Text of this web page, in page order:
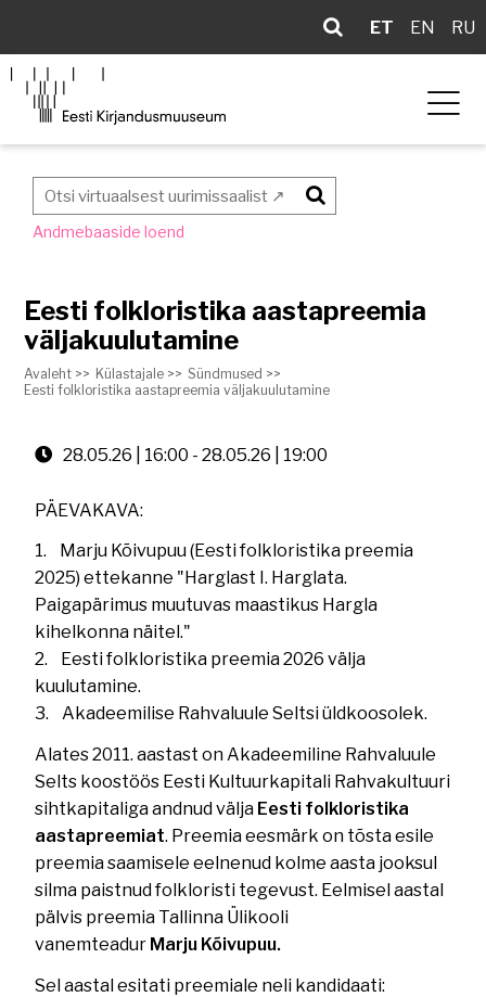
ET EN RU
Otsi
Andmebaaside loend
Eesti folkloristika aastapreemia
väljakuulutamine
Avaleht >> Külastajale >> Sündmused >>
Eesti folkloristika aastapreemia väljakuulutamine
28.05.26 | 16:00 -28.05.26 | 19:00
PÄEVAKAVA:
1. Marju Kõivupuu (Eesti folkloristika preemia
2025) ettekanne "Harglast I. Harglata.
Paigapärimus muutuvas maastikus Hargla
kihelkonna näitel."
2. Eesti folkloristika preemia 2026 välja
kuulutamine.
3. Akadeemilise Rahvaluule Seltsi üldkoosolek.
Alates 2011. aastast on Akadeemiline Rahvaluule
Selts koostöös Eesti Kultuurkapitali Rahvakultuuri
sihtkapitaliga andnud välja Eesti folkloristika
aastapreemiat. Preemia eesmärk on tõsta esile
preemia saamisele eelnenud kolme aasta jooksul
silma paistnud folkloristi tegevust. Eelmisel aastal
pälvis preemia Tallinna Ülikooli
vanemteadur Marju Kõivupuu.
Sel aastal esitati preemiale neli kandidaati: